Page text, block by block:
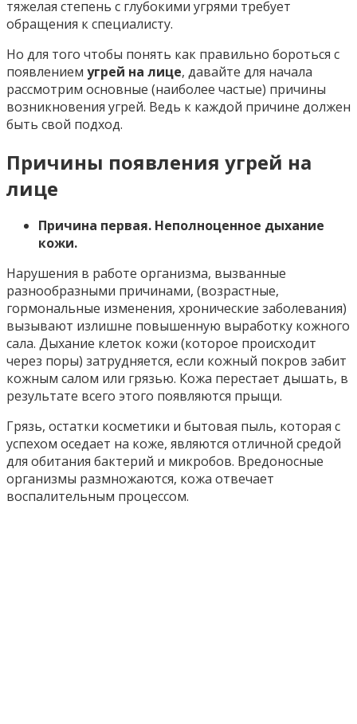
тяжелая степень с глубокими угрями требует
обращения к специалисту.
Но для того чтобы понять как правильно бороться с
появлением угрей на лице, давайте для начала
рассмотрим основные (наиболее частые) причины
возникновения угрей. Ведь к каждой причине должен
быть свой подход.
Причины появления угрей на
лице
Причина первая. Неполноценное дыхание
кожи.
Нарушения в работе организма, вызванные
разнообразными причинами, (возрастные,
гормональные изменения, хронические заболевания)
вызывают излишне повышенную выработку кожного
сала. Дыхание клеток кожи (которое происходит
через поры) затрудняется, если кожный покров забит
кожным салом или грязью. Кожа перестает дышать, в
результате всего этого появляются прыщи.
Грязь, остатки косметики и бытовая пыль, которая с
успехом оседает на коже, являются отличной средой
для обитания бактерий и микробов. Вредоносные
организмы размножаются, кожа отвечает
воспалительным процессом.